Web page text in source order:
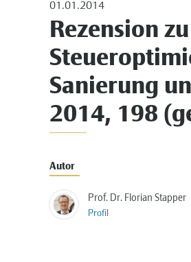
01.01.2014
Rezension
Sanierung
2014, 198
Autor
Prof. Dr. Florian Stapper
Profil